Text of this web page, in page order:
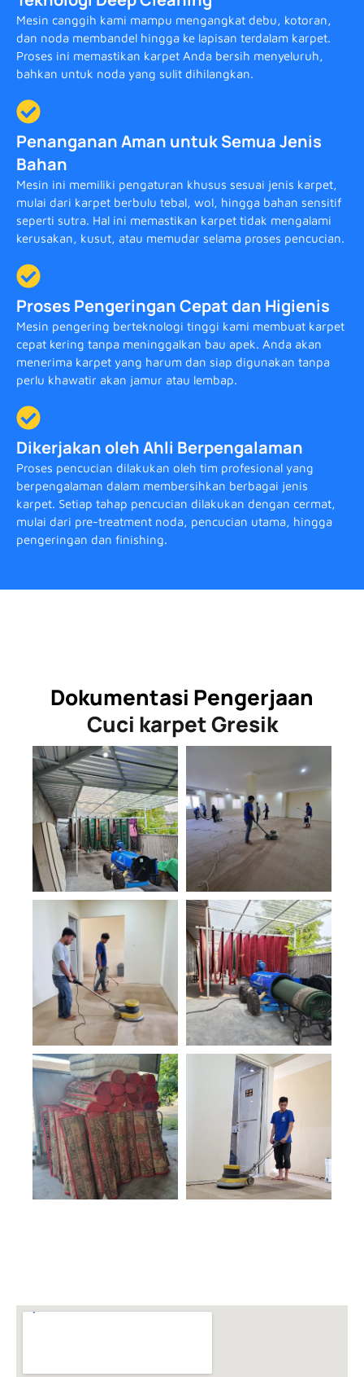
Mesin canggih kami mampu mengangkat debu, kotoran,
dan noda membandel hingga ke lapisan terdalam karpet.
Proses ini memastikan karpet Anda bersih menyeluruh,
bahkan untuk noda yang sulit dihilangkan.
Penanganan Aman untuk Semua Jenis
Bahan
Mesin ini memiliki pengaturan khusus sesuai jenis karpet,
mulai dari karpet berbulu tebal, wol, hingga bahan sensitif
seperti sutra. Hal ini memastikan karpet tidak mengalami
kerusakan, kusut, atau memudar selama proses pencucian.
Proses Pengeringan Cepat dan Higienis
Mesin pengering berteknologi tinggi kami membuat karpet
cepat kering tanpa meninggalkan bau apek. Anda akan
menerima karpet yang harum dan siap digunakan tanpa
perlu khawatir akan jamur atau lembap.
Dikerjakan oleh Ahli Berpengalaman
Proses pencucian dilakukan oleh tim profesional yang
berpengalaman dalam membersihkan berbagai jenis
karpet. Setiap tahap pencucian dilakukan dengan cermat,
mulai dari pre-treatment noda, pencucian utama, hingga
pengeringan dan finishing.
Dokumentasi Pengerjaan
Cuci karpet Gresik